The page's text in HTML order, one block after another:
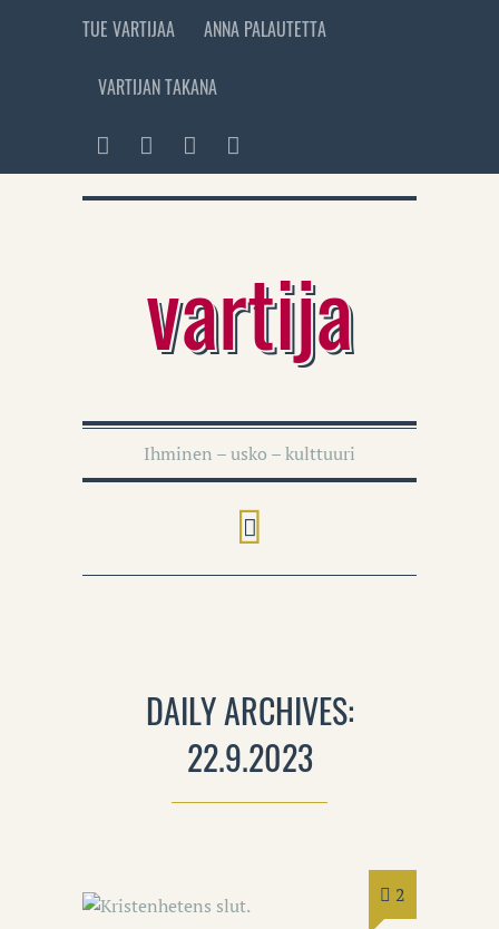
TUE VARTIJAA ANNA PALAUTETTA
VARTIJAN TAKANA
vartija
Ihminen – usko – kulttuuri
DAILY ARCHIVES:
22.9.2023
2